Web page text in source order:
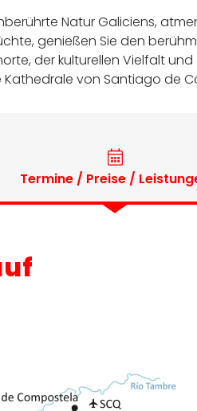
Natur Galiciens,
genießen Sie den
der kulturellen Vielfalt
von Santiago de
Termine / Preise /